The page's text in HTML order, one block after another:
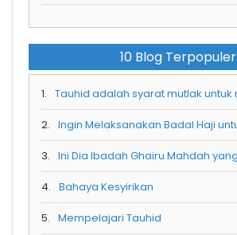
10 Blog Terpopuler
1.
2.
3.
4. Bahaya Kesyirikan
5. Mempelajari Tauhid